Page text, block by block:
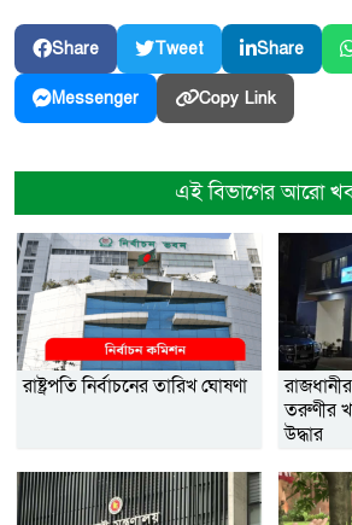
Share Tweet Share
Messenger Copy Link
এই বিভাগের আরো
রাষ্ট্রপতি নির্বাচনের তারিখ ঘোষণা
তরুণীর
উদ্ধার